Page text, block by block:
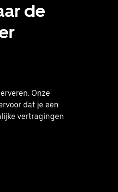
de
Onze
dat je een
vertragingen